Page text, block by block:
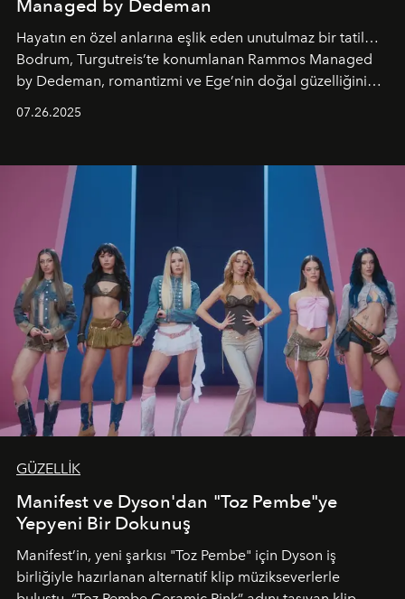
Managed by Dedeman
Hayatın en özel anlarına eşlik eden unutulmaz bir tatil…
Bodrum, Turgutreis’te konumlanan Rammos Managed
by Dedeman, romantizmi ve Ege’nin doğal güzelliğini
07.26.2025
GÜZELLİK
Manifest ve Dyson'dan "Toz Pembe"ye
Yepyeni Bir Dokunuş
Manifest’in, yeni şarkısı "Toz Pembe" için Dyson iş
birliğiyle hazırlanan alternatif klip müzikseverlerle